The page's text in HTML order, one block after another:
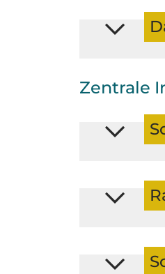
Zentrale